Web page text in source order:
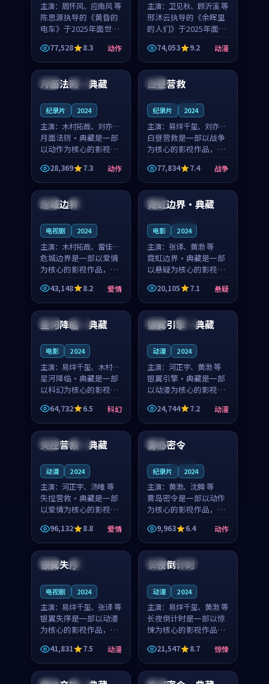
主演： 周怀风、应南风 等
陈思源执导的《黄昏的
电车》于2025年面世，
日本的城市气质与渔村
故事的人物心境共同构
筑了影片基调。周怀
风、应南风用细腻的表
演撑起整部动作电影，
77,528 8.3 动作
主演： 卫见秋、顾沂溪 等
邢沐云执导的《余晖里
的人们》于2025年面
世，泰国的城市气质与
小镇生活的人物心境共
同构筑了影片基调。卫
见秋、顾沂溪用细腻的
表演撑起整部动漫电
74,053 9.2 动漫
中国 独播
月面法则·典藏
纪录片 2024
主演： 木村拓哉、刘亦菲
等
月面法则·典藏是一部
以动作为核心的影视作
品，围绕危机、反转与
人物成长展开，整体节
奏紧凑，值得推荐观
看。
28,369 7.3 动作
日本
白昼营救
纪录片 2024
主演： 易烊千玺、刘亦菲
等
白昼营救是一部以战争
为核心的影视作品，围
绕危机、反转与人物成
长展开，整体节奏紧
凑，值得推荐观看。
77,834 7.4 战争
英国 院线
危城边界
电视剧 2024
主演： 木村拓哉、雷佳音
等
危城边界是一部以爱情
为核心的影视作品，围
绕危机、反转与人物成
长展开，整体节奏紧
凑，值得推荐观看。
43,148 8.2 爱情
中国
霓虹边界·典藏
电影 2024
主演： 张译、黄渤 等
霓虹边界·典藏是一部
以悬疑为核心的影视作
品，围绕危机、反转与
人物成长展开，整体节
奏紧凑，值得推荐观
看。
20,105 7.1 悬疑
中国 独播
星河降临·典藏
电影 2024
主演： 易烊千玺、木村拓
哉 等
星河降临·典藏是一部
以科幻为核心的影视作
品，围绕危机、反转与
人物成长展开，整体节
奏紧凑，值得推荐观
64,732 6.5 科幻
中国 热播
银翼引擎·典藏
动漫 2024
主演： 河正宇、黄渤 等
银翼引擎·典藏是一部
以动漫为核心的影视作
品，围绕危机、反转与
人物成长展开，整体节
奏紧凑，值得推荐观
看。
24,744 7.2 动漫
美国 独播
失控营救·典藏
动漫 2024
主演： 河正宇、汤唯 等
失控营救·典藏是一部
以爱情为核心的影视作
品，围绕危机、反转与
人物成长展开，整体节
奏紧凑，值得推荐观
看。
96,132 8.8 爱情
日本
雾岛密令
纪录片 2024
主演： 黄渤、沈腾 等
雾岛密令是一部以动作
为核心的影视作品，围
绕危机、反转与人物成
长展开，整体节奏紧
凑，值得推荐观看。
9,963 6.4 动作
泰国 杜比
银翼失序
电视剧 2024
主演： 易烊千玺、张译 等
银翼失序是一部以动漫
为核心的影视作品，围
绕危机、反转与人物成
长展开，整体节奏紧
凑，值得推荐观看。
41,831 7.5 动漫
美国 杜比
长夜倒计时
动漫 2024
主演： 易烊千玺、黄渤 等
长夜倒计时是一部以惊
悚为核心的影视作品，
围绕危机、反转与人物
成长展开，整体节奏紧
凑，值得推荐观看。
21,547 8.7 惊悚